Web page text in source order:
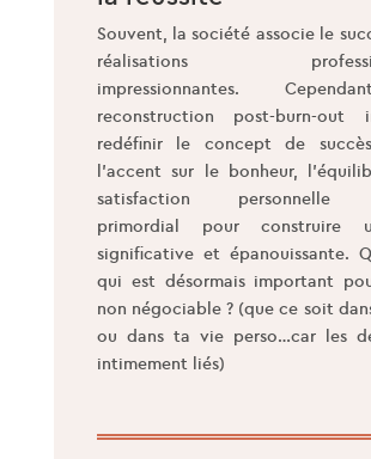
Souvent, la société associe le
réalisations
impressionnantes.
reconstruction post-burn-out
redéfinir le concept de
l’accent sur le bonheur,
satisfaction personnelle
primordial pour construire
significative et épanouissante.
qui est désormais important
non négociable ? (que ce soit
ou dans ta vie perso…car les
intimement liés)